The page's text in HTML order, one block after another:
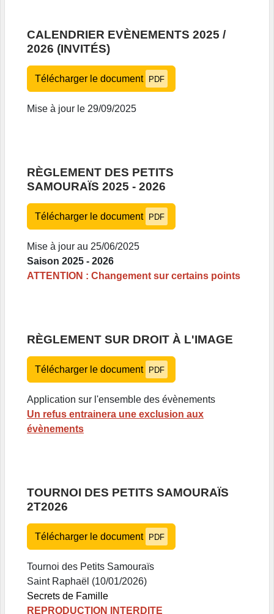
CALENDRIER EVÈNEMENTS 2025 /
2026 (INVITÉS)
Télécharger le document PDF
Mise à jour le 29/09/2025
RÈGLEMENT DES PETITS
SAMOURAÏS 2025 - 2026
Télécharger le document PDF
Mise à jour au 25/06/2025
Saison 2025 - 2026
ATTENTION : Changement sur certains points
RÈGLEMENT SUR DROIT À L'IMAGE
Télécharger le document PDF
Application sur l'ensemble des évènements
Un refus entrainera une exclusion aux
évènements
TOURNOI DES PETITS SAMOURAÏS
2T2026
Télécharger le document PDF
Tournoi des Petits Samouraïs
Saint Raphaël (10/01/2026)
Secrets de Famille
REPRODUCTION INTERDITE